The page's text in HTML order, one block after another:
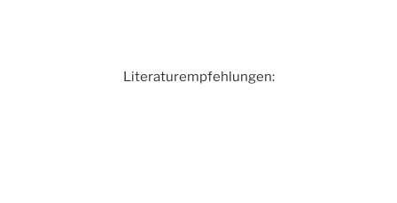
Literaturempfehlungen: